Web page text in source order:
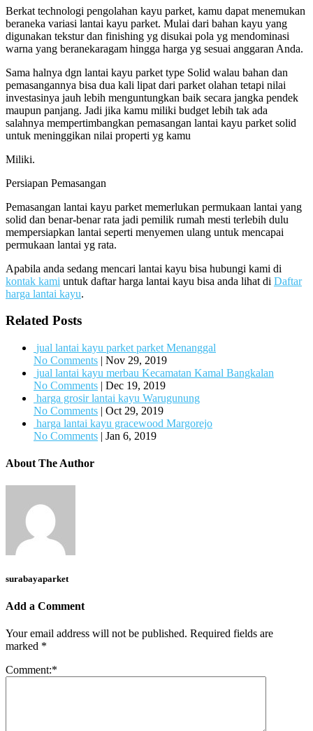
Berkat technologi pengolahan kayu parket, kamu dapat menemukan
beraneka variasi lantai kayu parket. Mulai dari bahan kayu yang
digunakan tekstur dan finishing yg disukai pola yg mendominasi
warna yang beranekaragam hingga harga yg sesuai anggaran Anda.
Sama halnya dgn lantai kayu parket type Solid walau bahan dan
pemasangannya bisa dua kali lipat dari parket olahan tetapi nilai
investasinya jauh lebih menguntungkan baik secara jangka pendek
maupun panjang. Jadi jika kamu miliki budget lebih tak ada
salahnya mempertimbangkan pemasangan lantai kayu parket solid
untuk meninggikan nilai properti yg kamu
Miliki.
Persiapan Pemasangan
Pemasangan lantai kayu parket memerlukan permukaan lantai yang
solid dan benar-benar rata jadi pemilik rumah mesti terlebih dulu
mempersiapkan lantai seperti menyemen ulang untuk mencapai
permukaan lantai yg rata.
Apabila anda sedang mencari lantai kayu bisa hubungi kami di
kontak kami untuk daftar harga lantai kayu bisa anda lihat di Daftar
harga lantai kayu.
Related Posts
jual lantai kayu parket parket Menanggal
No Comments | Nov 29, 2019
jual lantai kayu merbau Kecamatan Kamal Bangkalan
No Comments | Dec 19, 2019
harga grosir lantai kayu Warugunung
No Comments | Oct 29, 2019
harga lantai kayu gracewood Margorejo
No Comments | Jan 6, 2019
About The Author
surabayaparket
Add a Comment
Your email address will not be published. Required fields are
marked *
Comment:*